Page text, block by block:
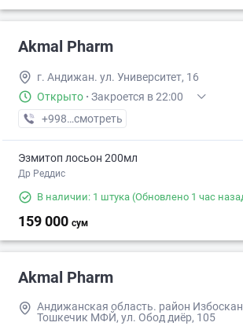
Akmal Pharm
г. Андижан. ул. Университет, 16
Открыто · Закроется в 22:00
+998 (90) XXX-XX-XX
смотреть
Эзмитоп лосьон 200мл
Др Реддис
В наличии: 1 штука (Обновлено 1 час
159 000 сум
Akmal Pharm
Андижанская область. район
Тошкечик МФЙ, ул. Обод диёр, 105